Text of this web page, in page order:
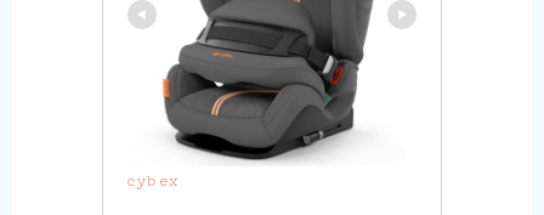
cybex